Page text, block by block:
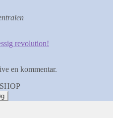
revolution!
en kommentar.